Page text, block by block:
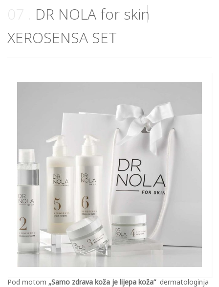
DR NOLA for skin
XEROSENSA SET
Pod motom „Samo zdrava koža je lijepa koža“dermatologinja